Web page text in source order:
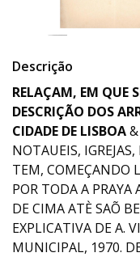
Descrição
RELAÇAM, EM QUE
DESCRIÇÃO DOS
CIDADE DE LISBOA
NOTAUEIS,
TEM, COMEÇANDO
POR TODA A PRAYA
DE CIMA ATÈ SAÕ
EXPLICATIVA DE A.
MUNICIPAL, 1970.